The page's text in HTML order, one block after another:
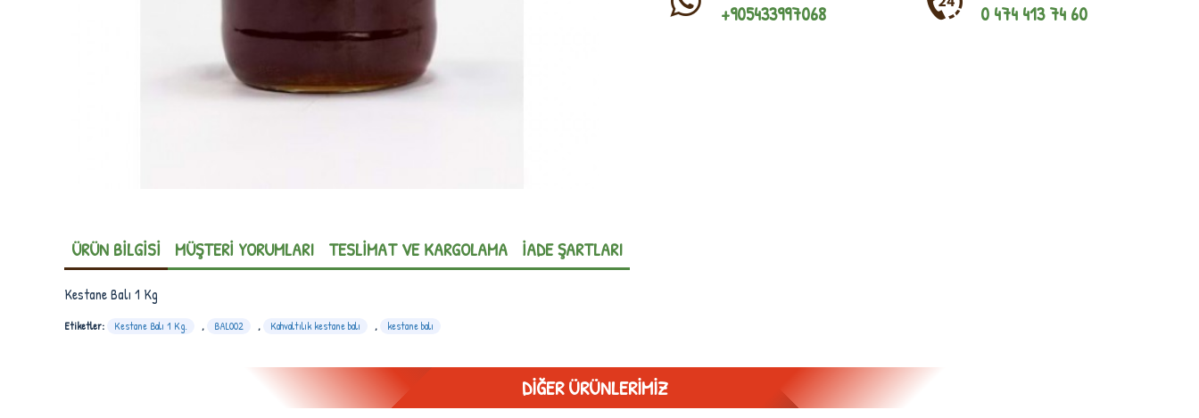
+905433997068 0 474 413 74 60
ÜRÜN BILGISI MÜŞTERI YORUMLARI TESLIMAT VE KARGOLAMA İADE ŞARTLARI
Kestane Balı 1 Kg
Etiketler: Kestane Balı 1 Kg. , BAL002 , Kahvaltılık kestane balı , kestane balı
DIĞER ÜRÜNLERIMIZ